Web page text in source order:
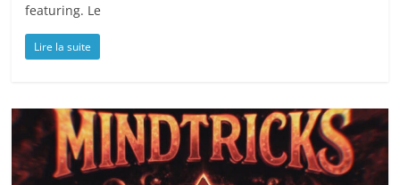
featuring. Le
Lire la suite